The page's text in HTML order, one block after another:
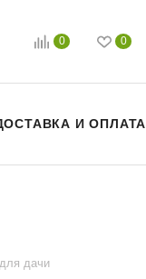
0 0
И ОПЛАТА
дачи